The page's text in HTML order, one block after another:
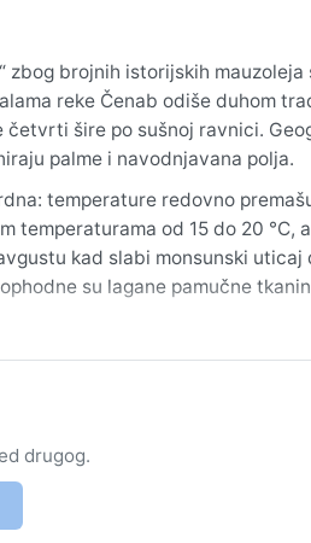
zbog brojnih istorijskih mauzoleja
reke Čenab odiše duhom
četvrti šire po sušnoj ravnici.
palme i navodnjavana polja.
temperature redovno
temperaturama od 15 do 20 °C,
kad slabi monsunski uticaj
su lagane pamučne
noći sveže – idealno za
povremeni obilni pljuskovi
svojoj izdržljivosti.
drugog.